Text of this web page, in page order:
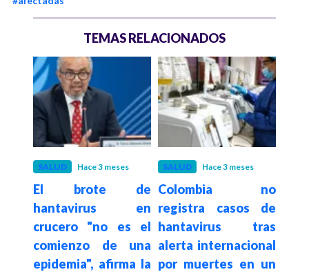
TEMAS RELACIONADOS
SALUD Hace 3 meses
El brote de
hantavirus en
crucero "no es el
comienzo de una
epidemia", afirma la
SALUD Hace 3 meses
Colombia no
registra casos de
hantavirus tras
alerta internacional
por muertes en un